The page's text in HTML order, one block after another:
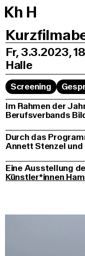
Kh H
Fr, 3.3.2023,
Halle
Screening
Im Rahmen der
Berufsverbands
Durch das
Annett Stenzel und
Eine Ausstellung
Künstler*innen